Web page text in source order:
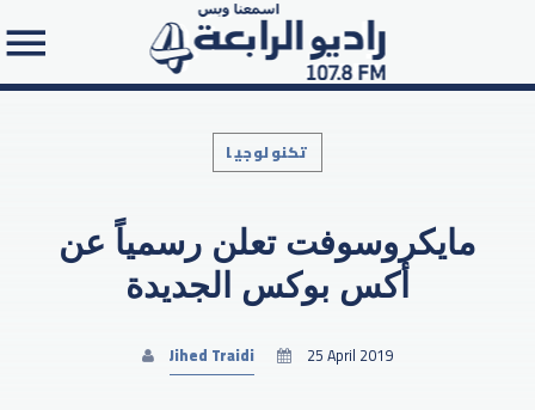
Search in the website:
تكنولوجيا
مايكروسوفت تعلن رسمياً عن
أكس بوكس الجديدة
Jihed Traidi 25 April 2019